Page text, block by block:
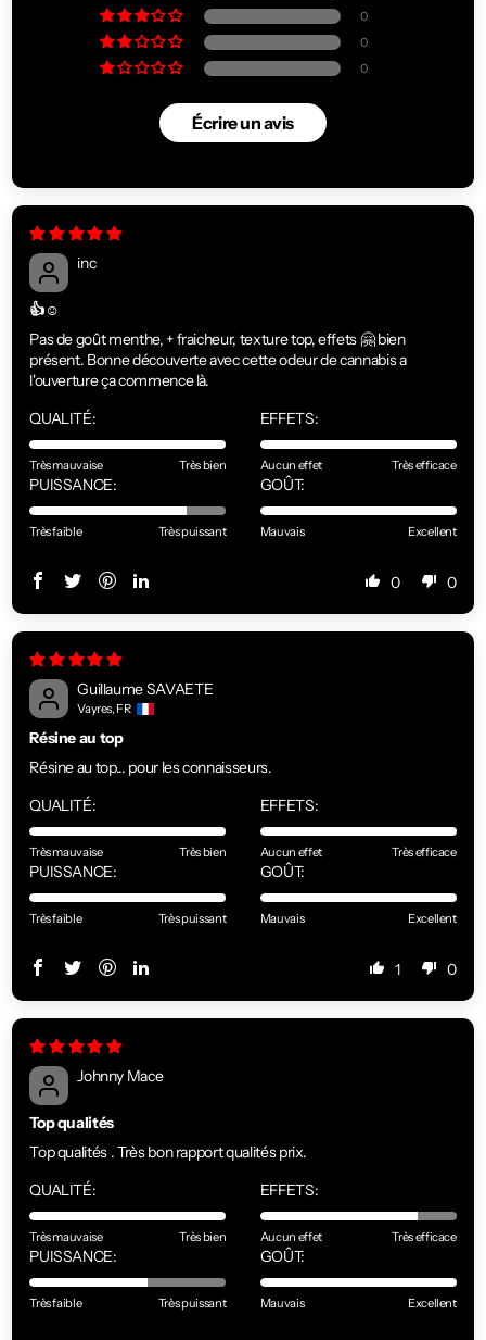
0
0
0
Écrire un avis
inc
👍☺️
Pas de goût menthe, + fraicheur, texture top, effets 🤗 bien
présent. Bonne découverte avec cette odeur de cannabis a
l'ouverture ça commence là.
QUALITÉ:
Très mauvaise Très bien
EFFETS:
Aucun effet Très efficace
PUISSANCE:
Très faible Très puissant
GOÛT:
Mauvais Excellent
0 0
Guillaume SAVAETE
Vayres, FR
Résine au top
Résine au top... pour les connaisseurs.
QUALITÉ:
Très mauvaise Très bien
EFFETS:
Aucun effet Très efficace
PUISSANCE:
Très faible Très puissant
GOÛT:
Mauvais Excellent
1 0
Johnny Mace
Top qualités
Top qualités . Très bon rapport qualités prix.
QUALITÉ:
Très mauvaise Très bien
EFFETS:
Aucun effet Très efficace
PUISSANCE:
Très faible Très puissant
GOÛT:
Mauvais Excellent